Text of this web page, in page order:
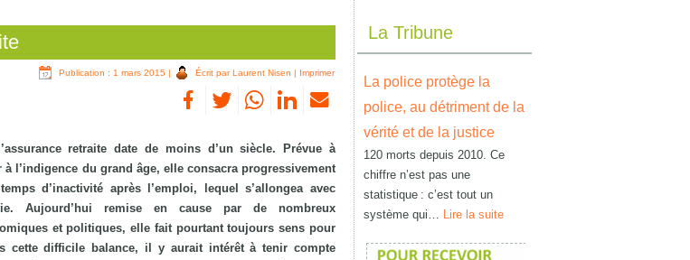
Publication : 1 mars 2015 | Écrit par Laurent Nisen | Imprimer
retraite date de moins d’un siècle. Prévue à
à l’indigence du grand âge, elle consacra progressivement
d’inactivité après l’emploi, lequel s’allongea avec
Aujourd’hui remise en cause par de nombreux
et politiques, elle fait pourtant toujours sens pour
cette difficile balance, il y aurait intérêt à tenir compte
La Tribune
La police protège la
police, au détriment de la
vérité et de la justice
120 morts depuis 2010. Ce
chiffre n’est pas une
statistique : c’est tout un
système qui… Lire la suite